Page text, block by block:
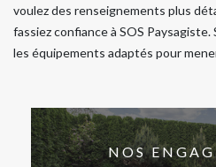
voulez des renseignements plus
fassiez confiance à SOS
les équipements adaptés pour
NOS